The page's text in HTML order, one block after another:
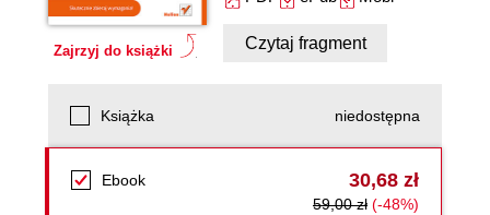
Zajrzyj do książki Czytaj fragment
Książka niedostępna
Ebook 30,68 zł
59,00 zł (-48%)